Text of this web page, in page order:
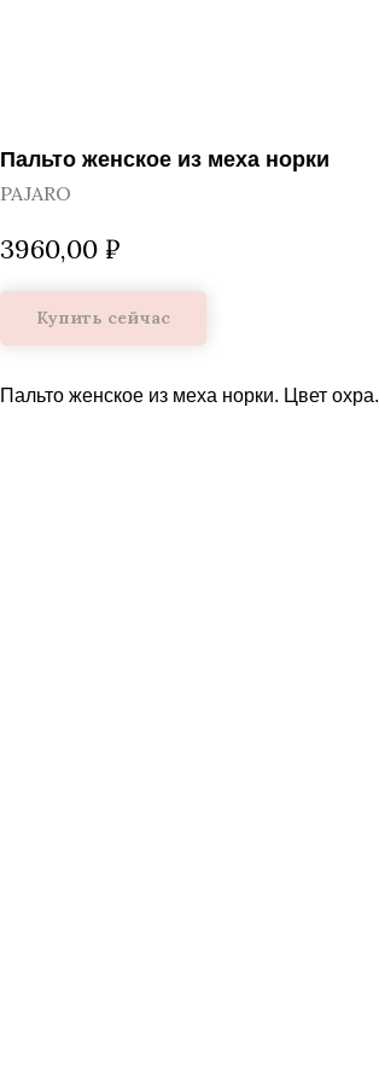
Пальто женское из меха норки
PAJARO
3960,00 ₽
Купить сейчас
Пальто женское из меха норки. Цвет охра.